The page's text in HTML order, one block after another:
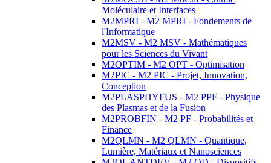
Moléculaire et Interfaces
M2MPRI - M2 MPRI - Fondements de
l'Informatique
M2MSV - M2 MSV - Mathématiques
pour les Sciences du Vivant
M2OPTIM - M2 OPT - Optimisation
M2PIC - M2 PIC - Projet, Innovation,
Conception
M2PLASPHYFUS - M2 PPF - Physique
des Plasmas et de la Fusion
M2PROBFIN - M2 PF - Probabilités et
Finance
M2QLMN - M2 QLMN - Quantique,
Lumière, Matériaux et Nanosciences